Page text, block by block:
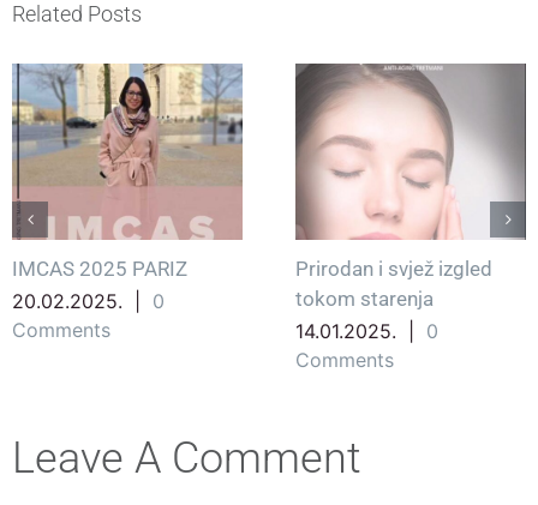
Related Posts
IMCAS 2025 PARIZ
20.02.2025.
0
Comments
Prirodan i svjež izgled
tokom starenja
14.01.2025.
0
Comments
Leave A Comment